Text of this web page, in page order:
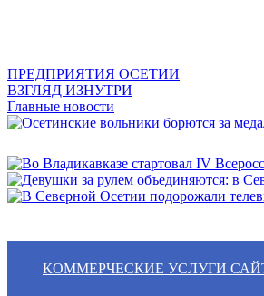
ПРЕДПРИЯТИЯ ОСЕТИИ
ВЗГЛЯД ИЗНУТРИ
Главные новости
КОММЕРЧЕСКИЕ УСЛУГИ